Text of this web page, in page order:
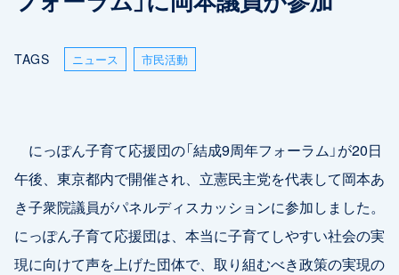
TAGS ニュース 市民活動
にっぽん子育て応援団の「結成9周年フォーラム」が20日
午後、東京都内で開催され、立憲民主党を代表して岡本あ
き子衆院議員がパネルディスカッションに参加しました。
にっぽん子育て応援団は、本当に子育てしやすい社会の実
現に向けて声を上げた団体で、取り組むべき政策の実現の